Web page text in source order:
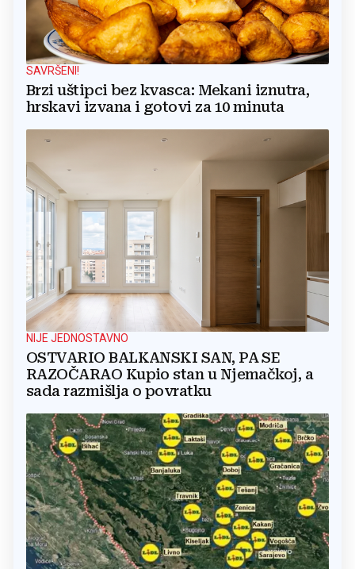
SAVRŠENI!
Brzi uštipci bez kvasca: Mekani iznutra,
hrskavi izvana i gotovi za 10 minuta
NIJE JEDNOSTAVNO
OSTVARIO BALKANSKI SAN, PA SE
RAZOČARAO Kupio stan u Njemačkoj, a
sada razmišlja o povratku